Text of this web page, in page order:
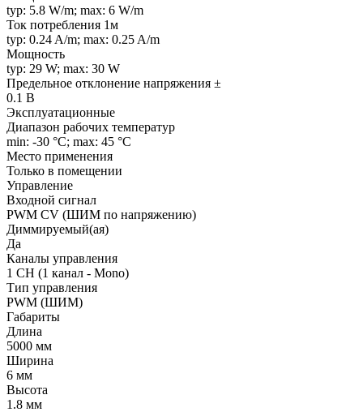
typ: 5.8 W/m; max: 6 W/m
Ток потребления 1м
typ: 0.24 A/m; max: 0.25 A/m
Мощность
typ: 29 W; max: 30 W
Предельное отклонение напряжения ±
0.1 В
Эксплуатационные
Диапазон рабочих температур
min: -30 °C; max: 45 °C
Место применения
Только в помещении
Управление
Входной сигнал
PWM СV (ШИМ по напряжению)
Диммируемый(ая)
Да
Каналы управления
1 CH (1 канал - Mono)
Тип управления
PWM (ШИМ)
Габариты
Длина
5000 мм
Ширина
6 мм
Высота
1.8 мм